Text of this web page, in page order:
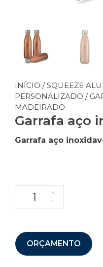
INÍCIO /SQUEEZE
PERSONALIZADO /
MADEIRADO
Garrafa aço
Garrafa aço
ORÇAMENTO